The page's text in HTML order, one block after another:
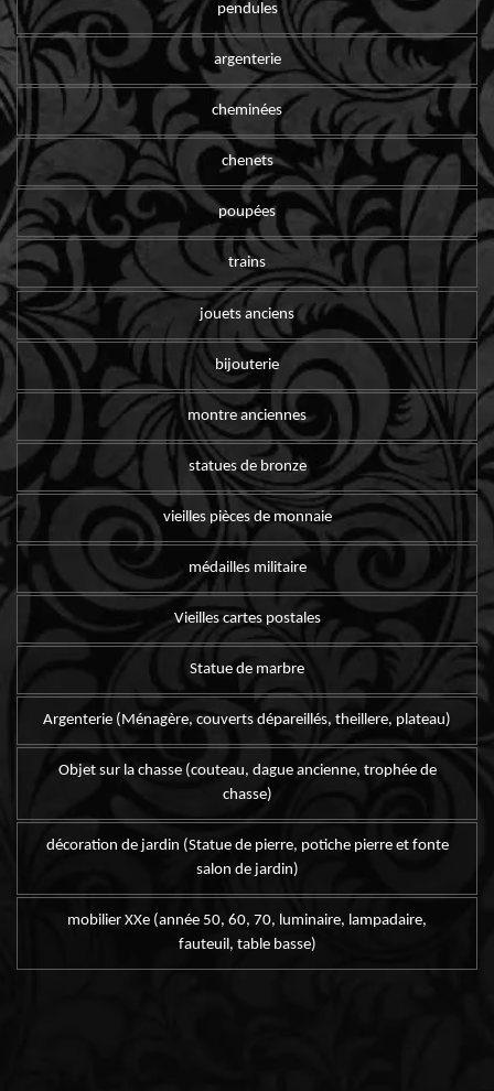
pendules
argenterie
cheminées
chenets
poupées
trains
jouets anciens
bijouterie
montre anciennes
statues de bronze
vieilles pièces de monnaie
médailles militaire
Vieilles cartes postales
Statue de marbre
Argenterie (Ménagère, couverts dépareillés, theillere, plateau)
Objet sur la chasse (couteau, dague ancienne, trophée de
chasse)
décoration de jardin (Statue de pierre, potiche pierre et fonte
salon de jardin)
mobilier XXe (année 50, 60, 70, luminaire, lampadaire,
fauteuil, table basse)